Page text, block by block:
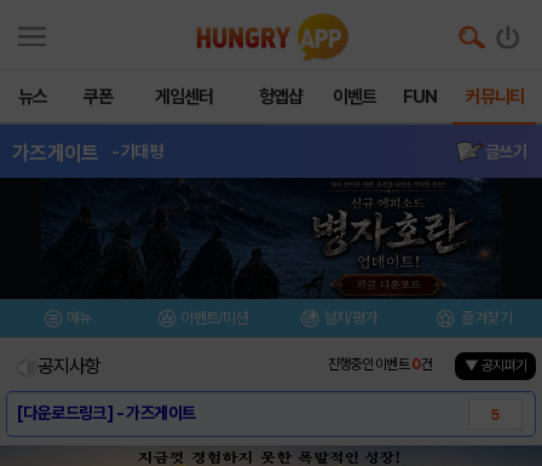
뉴스 쿠폰 게임센터 헝앱샵 이벤트 FUN 커뮤니티
가즈게이트 - 기대평 글쓰기
메뉴 이벤트/미션 설치/평가 즐겨찾기
공지사항 진행중인 이벤트0건 ▼ 공지펴기
[다운로드링크] - 가즈게이트 5
[게임소개] - 가즈게이트